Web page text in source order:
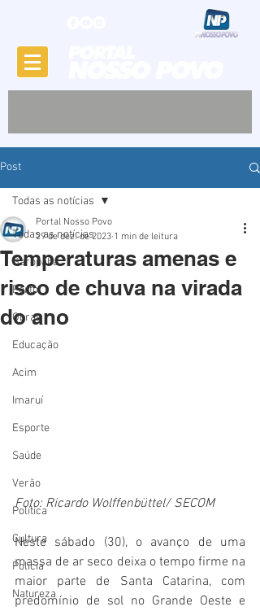
Post
Todas as notícias
Garopaba
Porto
Obras
Educação
Acim
Imaruí
Esporte
Saúde
Verão
Política
Cultura
Polícia
Natureza
Todas as notícias
Temperaturas amenas e
risco de chuva na virada
do ano
Portal Nosso Povo
29 de dez. de 2023 1 min de leitura
Foto: Ricardo Wolffenbüttel/ SECOM
Neste sábado (30), o avanço de uma
massa de ar seco deixa o tempo firme na
maior parte de Santa Catarina, com
predomínio de sol no Grande Oeste e